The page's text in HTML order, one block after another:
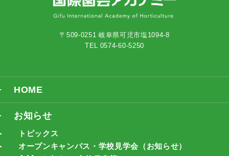
〒509-0251 岐阜県可児市塩1094-8
TEL 0574-60-5250
HOME
お知らせ
トピックス
オープンキャンパス・学校見学会（お知らせ）